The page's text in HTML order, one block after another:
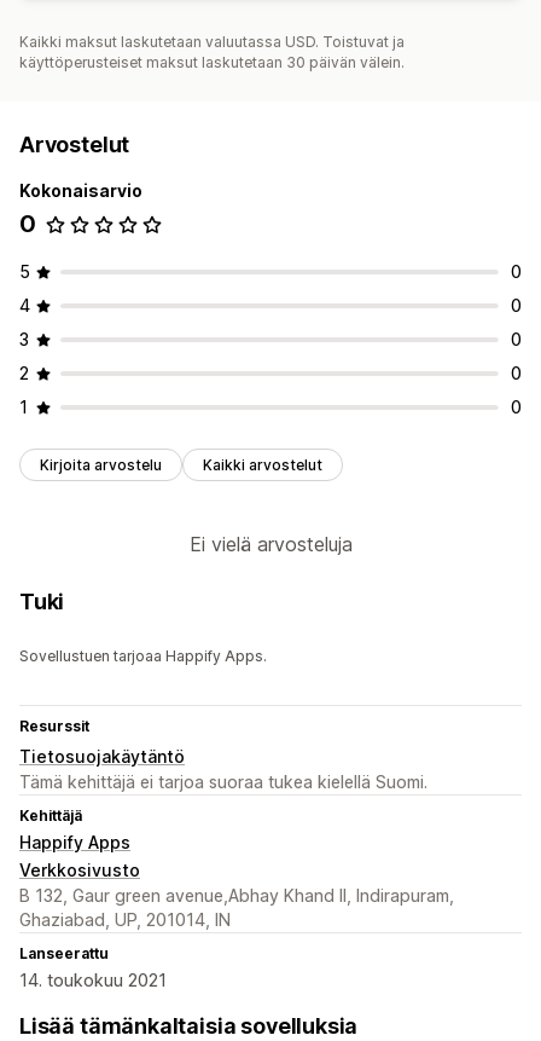
Kaikki maksut laskutetaan valuutassa USD. Toistuvat ja
käyttöperusteiset maksut laskutetaan 30 päivän välein.
Arvostelut
Kokonaisarvio
0
5
0
4
0
3
0
2
0
1
0
Kirjoita arvostelu Kaikki arvostelut
Ei vielä arvosteluja
Tuki
Sovellustuen tarjoaa Happify Apps.
Resurssit
Tietosuojakäytäntö
Tämä kehittäjä ei tarjoa suoraa tukea kielellä Suomi.
Kehittäjä
Happify Apps
Verkkosivusto
B 132, Gaur green avenue,Abhay Khand II, Indirapuram,
Ghaziabad, UP, 201014, IN
Lanseerattu
14. toukokuu 2021
Lisää tämänkaltaisia sovelluksia